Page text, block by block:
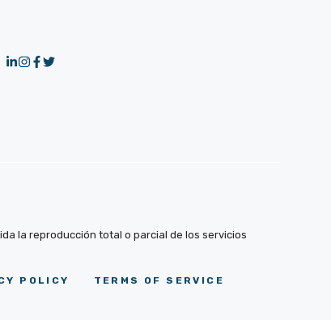
la reproducción total o parcial de los servicios
POLICY TERMS OF SERVICE